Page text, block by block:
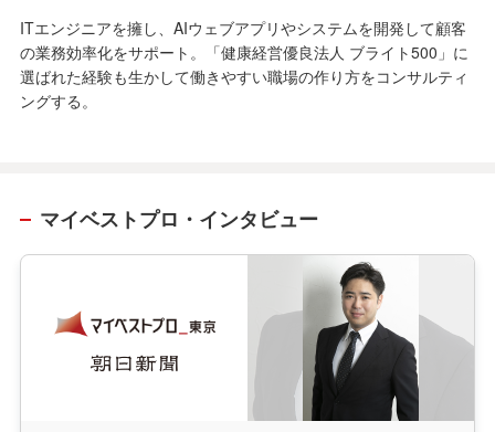
ITエンジニアを擁し、AIウェブアプリやシステムを開発して顧客
の業務効率化をサポート。「健康経営優良法人 ブライト500」に
選ばれた経験も生かして働きやすい職場の作り方をコンサルティ
ングする。
マイベストプロ・インタビュー